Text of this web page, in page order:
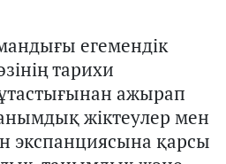
егемендік
тарихи
ажырап
жіктеулер мен
экспанциясына қарсы